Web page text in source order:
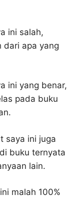
ini salah,
dari apa yang
ini yang benar,
pada buku
saya ini juga
buku ternyata
lain.
malah 100%